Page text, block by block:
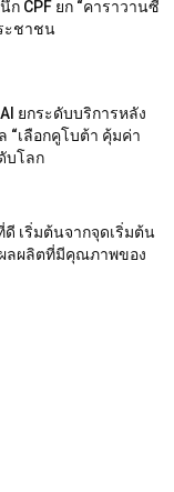
CPF ยก “คาราวานซี
ะชาชน
ยกระดับบริการหลัง
“เลือกคูโบต้า คุ้มค่า
บโลก
เริ่มต้นจากจุดเริ่มต้น
ลผลิตที่มีคุณภาพของ